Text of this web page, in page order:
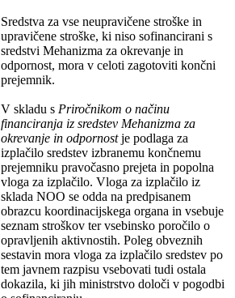
Sredstva za vse neupravičene stroške in
upravičene stroške, ki niso sofinancirani s
sredstvi Mehanizma za okrevanje in
odpornost, mora v celoti zagotoviti končni
prejemnik.
V skladu s Priročnikom o načinu
financiranja iz sredstev Mehanizma za
okrevanje in odpornostje podlaga za
izplačilo sredstev izbranemu končnemu
prejemniku pravočasno prejeta in popolna
vloga za izplačilo. Vloga za izplačilo iz
sklada NOO se odda na predpisanem
obrazcu koordinacijskega organa in vsebuje
seznam stroškov ter vsebinsko poročilo o
opravljenih aktivnostih. Poleg obveznih
sestavin mora vloga za izplačilo sredstev po
tem javnem razpisu vsebovati tudi ostala
dokazila, ki jih ministrstvo določi v pogodbi